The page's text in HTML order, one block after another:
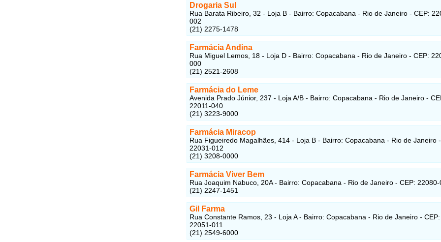
Drogaria Sul
Rua Barata Ribeiro, 32 - Loja B - Bairro: Copacabana - Rio de Janeiro - CEP:
002
(21) 2275-1478
Farmácia Andina
Rua Miguel Lemos, 18 - Loja D - Bairro: Copacabana - Rio de Janeiro - CEP:
000
(21) 2521-2608
Farmácia do Leme
Avenida Prado Júnior, 237 - Loja A/B - Bairro: Copacabana - Rio de Janeiro -
22011-040
(21) 3223-9000
Farmácia Miracop
Rua Figueiredo Magalhães, 414 - Loja B - Bairro: Copacabana - Rio de Janeiro
22031-012
(21) 3208-0000
Farmácia Viver Bem
Rua Joaquim Nabuco, 20A - Bairro: Copacabana - Rio de Janeiro - CEP:
(21) 2247-1451
Gil Farma
Rua Constante Ramos, 23 - Loja A - Bairro: Copacabana - Rio de Janeiro - CEP:
22051-011
(21) 2549-6000